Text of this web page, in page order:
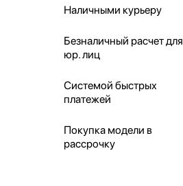
Наличными курьеру
Безналичный расчет для
юр. лиц
Системой быстрых
платежей
Покупка модели в
рассрочку